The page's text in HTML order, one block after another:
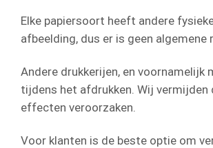
Elke papiersoort heeft andere
afbeelding, dus er is geen algemene
Andere drukkerijen, en
tijdens het afdrukken. Wij
effecten veroorzaken.
Voor klanten is de beste optie om